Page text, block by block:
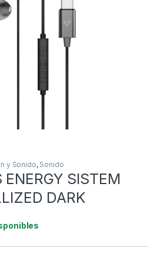
y Sonido, Sonido
SISTEM
DARK